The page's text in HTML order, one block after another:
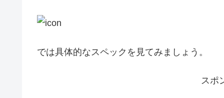
では具体的なスペックを見てみましょう。
スポ